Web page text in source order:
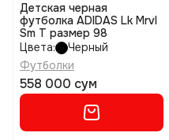
Детская черная
футболка ADIDAS Lk Mrvl
Sm T размер 98
Цвета:
Черный
Футболки
558 000 сум